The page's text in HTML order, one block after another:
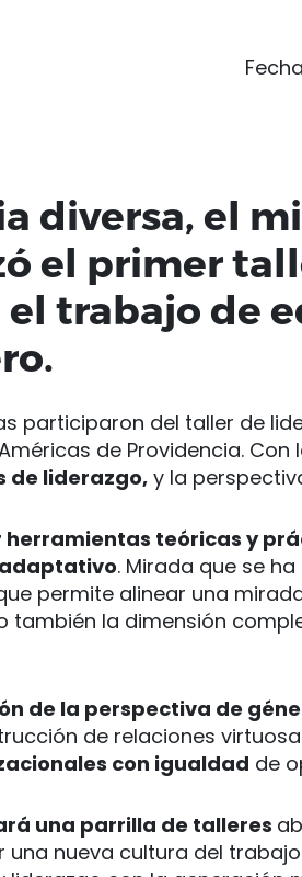
diversa, el
el primer
trabajo de
participaron del taller de
de Providencia. Con
de liderazgo, y la
teóricas y
. Mirada que se
permite alinear una
la dimensión
de la perspectiva de
de relaciones
con igualdad de
una parrilla de talleres
nueva cultura del